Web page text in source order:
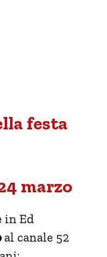
festa
marzo
in Ed
al canale 52